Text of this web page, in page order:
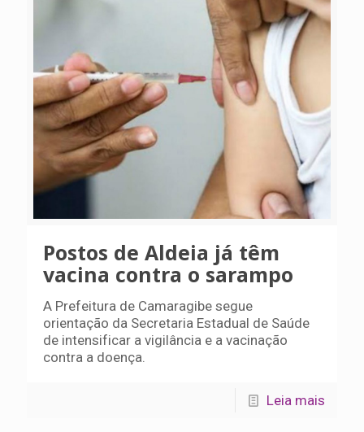
Postos de Aldeia já têm
vacina contra o sarampo
A Prefeitura de Camaragibe segue
orientação da Secretaria Estadual de Saúde
de intensificar a vigilância e a vacinação
contra a doença.
Leia mais